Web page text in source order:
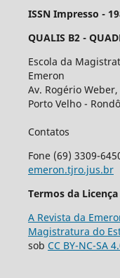
ISSN Impresso -
QUALIS B2 -
Escola da
Emeron
Av. Rogério
Porto Velho -
Contatos
Fone (69) 3309-
emeron.tjro.jus.br
Termos da Licença
A Revista da
Magistratura do
sob CC BY-NC-SA